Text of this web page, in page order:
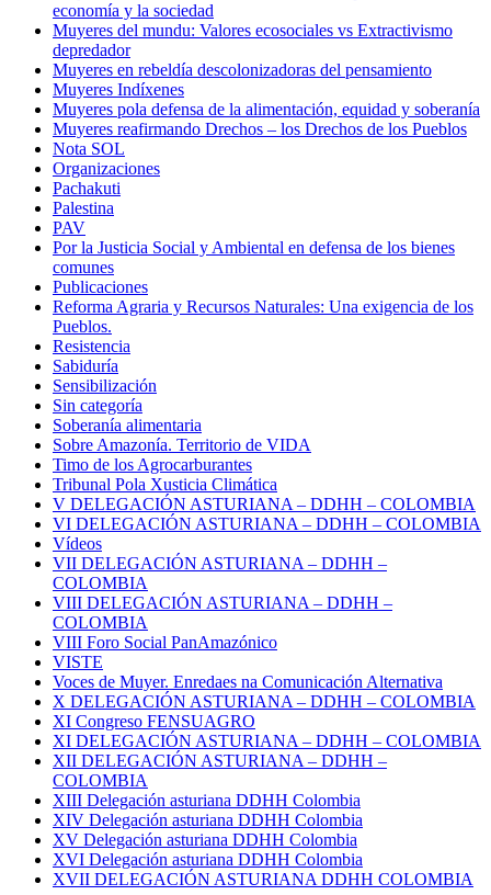
economía y la sociedad
Muyeres del mundu: Valores ecosociales vs Extractivismo
depredador
Muyeres en rebeldía descolonizadoras del pensamiento
Muyeres Indíxenes
Muyeres pola defensa de la alimentación, equidad y soberanía
Muyeres reafirmando Drechos – los Drechos de los Pueblos
Nota SOL
Organizaciones
Pachakuti
Palestina
PAV
Por la Justicia Social y Ambiental en defensa de los bienes
comunes
Publicaciones
Reforma Agraria y Recursos Naturales: Una exigencia de los
Pueblos.
Resistencia
Sabiduría
Sensibilización
Sin categoría
Soberanía alimentaria
Sobre Amazonía. Territorio de VIDA
Timo de los Agrocarburantes
Tribunal Pola Xusticia Climática
V DELEGACIÓN ASTURIANA – DDHH – COLOMBIA
VI DELEGACIÓN ASTURIANA – DDHH – COLOMBIA
Vídeos
VII DELEGACIÓN ASTURIANA – DDHH –
COLOMBIA
VIII DELEGACIÓN ASTURIANA – DDHH –
COLOMBIA
VIII Foro Social PanAmazónico
VISTE
Voces de Muyer. Enredaes na Comunicación Alternativa
X DELEGACIÓN ASTURIANA – DDHH – COLOMBIA
XI Congreso FENSUAGRO
XI DELEGACIÓN ASTURIANA – DDHH – COLOMBIA
XII DELEGACIÓN ASTURIANA – DDHH –
COLOMBIA
XIII Delegación asturiana DDHH Colombia
XIV Delegación asturiana DDHH Colombia
XV Delegación asturiana DDHH Colombia
XVI Delegación asturiana DDHH Colombia
XVII DELEGACIÓN ASTURIANA DDHH COLOMBIA